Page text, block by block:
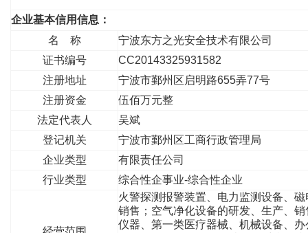
企业基本信用信息：
名 称
宁波东方之光安全技术有限公司
证书编号
CC20143325931582
注册地址
宁波市鄞州区启明路655弄77号
注册资金
伍佰万元整
法定代表人
吴斌
登记机关
宁波市鄞州区工商行政管理局
企业类型
有限责任公司
行业类型
综合性企事业-综合性企业
火警探测报警装置、电力监测设备、
销售；空气净化设备的研发、生产、
仪器、第一类医疗器械、机械设备、